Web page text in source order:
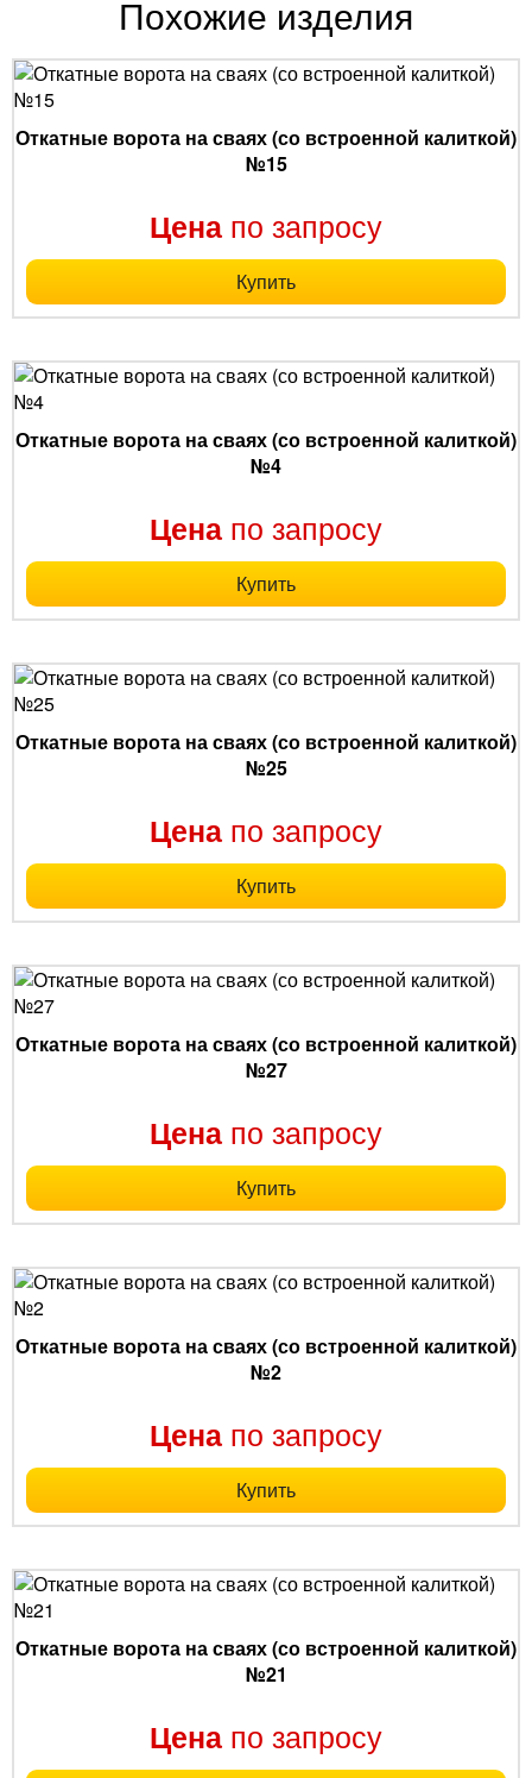
Похожие изделия
Откатные ворота на сваях (со встроенной калиткой)
№15
Цена по запросу
Купить
Откатные ворота на сваях (со встроенной калиткой)
№4
Цена по запросу
Купить
Откатные ворота на сваях (со встроенной калиткой)
№25
Цена по запросу
Купить
Откатные ворота на сваях (со встроенной калиткой)
№27
Цена по запросу
Купить
Откатные ворота на сваях (со встроенной калиткой)
№2
Цена по запросу
Купить
Откатные ворота на сваях (со встроенной калиткой)
№21
Цена по запросу